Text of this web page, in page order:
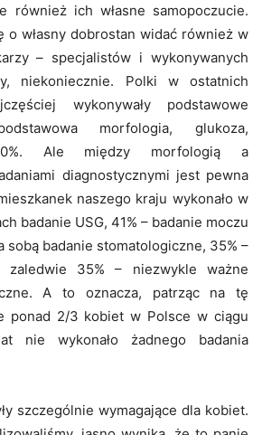
również ich własne samopoczucie.
o własny dobrostan widać również w
– specjalistów i wykonywanych
niekoniecznie. Polki w ostatnich
wykonywały podstawowe
morfologia, glukoza,
Ale między morfologią a
diagnostycznymi jest pewna
naszego kraju wykonało w
badanie USG, 41% – badanie moczu
sobą badanie stomatologiczne, 35% –
zaledwie 35% – niezwykle ważne
A to oznacza, patrząc na tę
ponad 2/3 kobiet w Polsce w ciągu
nie wykonało żadnego badania
szczególnie wymagające dla kobiet.